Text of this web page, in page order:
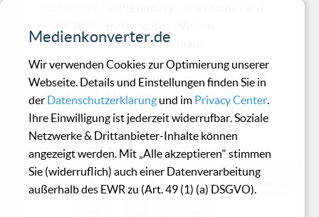
12.07.2019 -Stille Volk - Milharis
12.07.2019 -Silence in the snow - Levitation Chamber
11.07.2019 -Skeldos - Ilges - caretakers of yearning
11.07.2019 -Moon far away - Athanor Eurasia
15.06.2019 -Rome - Le ceneri di Heliodoro
27.05.2019 -Dark Awake - Will of iron
27.05.2019 -Anemone Tube / Jarl / Monocube - The hunters in the snow
← Zurück 2 3 … 12 13 Weiter →
Medienkonverter.de
Wir verwenden Cookies zur Optimierung unserer
Webseite. Details und Einstellungen finden Sie in
der Datenschutzerklärung und im Privacy Center.
Ihre Einwilligung ist jederzeit widerrufbar. Soziale
Netzwerke & Drittanbieter-Inhalte können
angezeigt werden. Mit „Alle akzeptieren“ stimmen
Sie (widerruflich) auch einer Datenverarbeitung
außerhalb des EWR zu (Art. 49 (1) (a) DSGVO).